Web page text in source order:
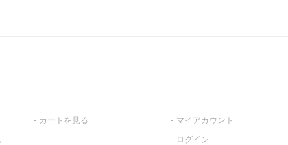
カートを見る
マイアカウント
ログイン